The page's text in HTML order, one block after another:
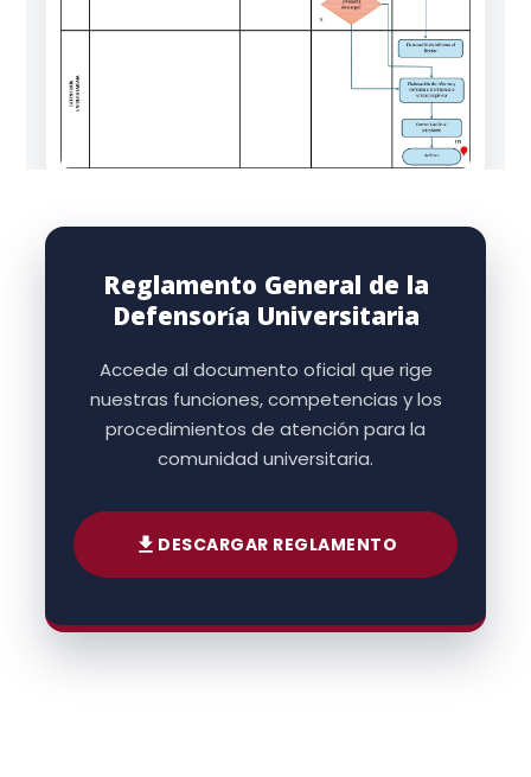
Reglamento General de la
Defensoría Universitaria
Accede al documento oficial que rige
nuestras funciones, competencias y los
procedimientos de atención para la
comunidad universitaria.
DESCARGAR REGLAMENTO